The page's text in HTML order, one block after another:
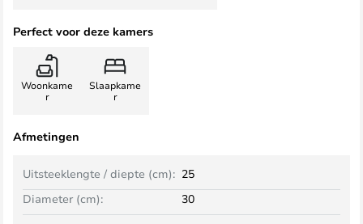
Perfect voor deze kamers
Woonkame
r
Slaapkame
r
Afmetingen
Uitsteeklengte / diepte (cm): 25
Diameter (cm):
30